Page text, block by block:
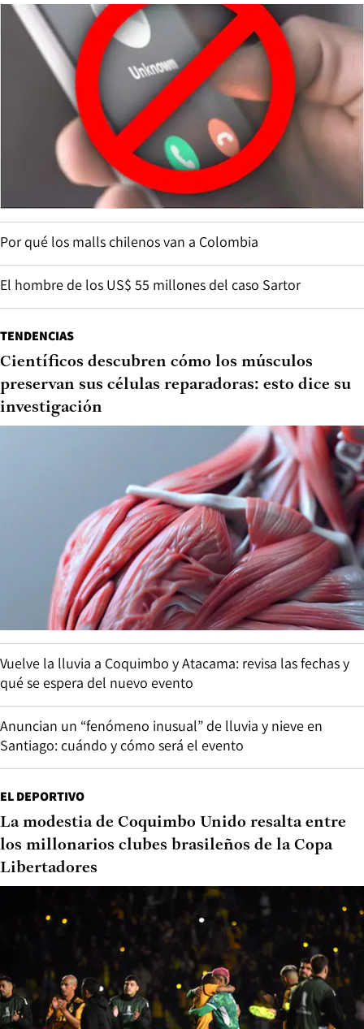
Por qué los malls chilenos van a Colombia
El hombre de los US$ 55 millones del caso Sartor
TENDENCIAS
Científicos descubren cómo los músculos
preservan sus células reparadoras: esto dice su
investigación
Vuelve la lluvia a Coquimbo y Atacama: revisa las fechas y
qué se espera del nuevo evento
Anuncian un “fenómeno inusual” de lluvia y nieve en
Santiago: cuándo y cómo será el evento
EL DEPORTIVO
La modestia de Coquimbo Unido resalta entre
los millonarios clubes brasileños de la Copa
Libertadores